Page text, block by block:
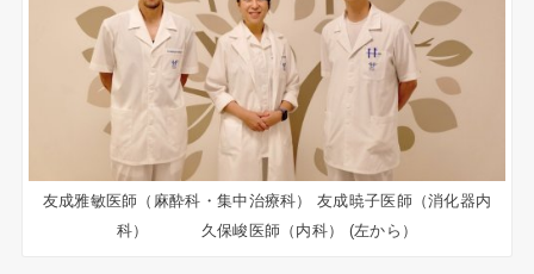
友成雅敏医師（麻酔科・集中治療科） 友成暁子医師（消化器内
科） 久保峻医師（内科） (左から）